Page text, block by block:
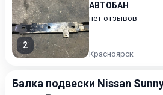
2
АВТОБАН
нет отзывов
Красноярск
Балка подвески Nissan